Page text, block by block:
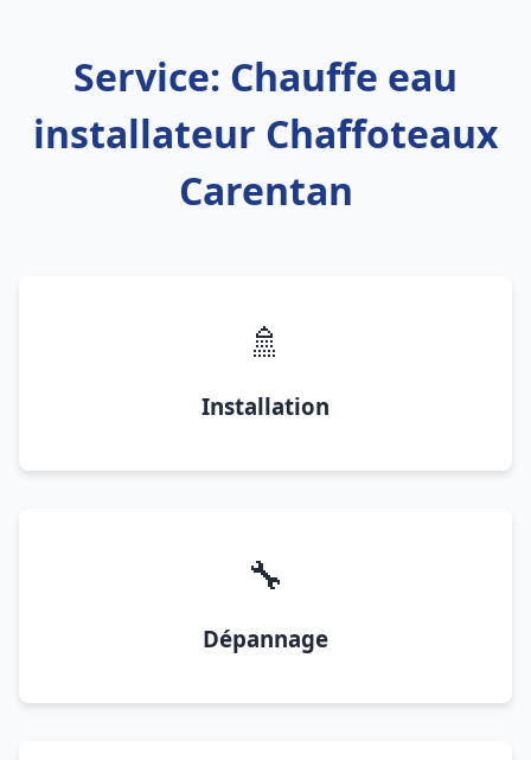
Service: Chauffe eau
installateur Chaffoteaux
Carentan
🚿
Installation
🔧
Dépannage